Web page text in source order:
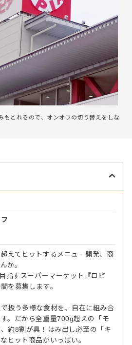
もとれるので、オンオフの切り替えをしな
超えてヒットするメニュー開発、商
か。
指すスーパーマーケット『ロピ
を募集します。
扱う多様な食材を、自在に組み合
。だから全重量700g超えの「モ
約8割が具！はみ出し必至の「キ
ヒット商品がいっぱい。